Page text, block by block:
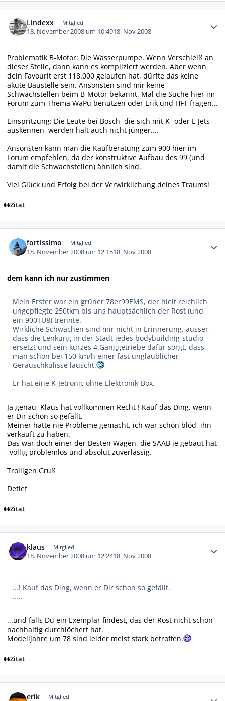
Lindexx Mitglied
18. November 2008 um 10:4918. Nov 2008
Problematik B-Motor: Die Wasserpumpe. Wenn Verschleiß an
dieser Stelle, dann kann es kompliziert werden. Aber wenn
dein Favourit erst 118.000 gelaufen hat, dürfte das keine
akute Baustelle sein. Ansonsten sind mir keine
Schwachstellen beim B-Motor bekannt. Mal die Suche hier im
Forum zum Thema WaPu benutzen oder Erik und HFT fragen...
Einspritzung: Die Leute bei Bosch, die sich mit K- oder L-Jets
auskennen, werden halt auch nicht jünger....
Ansonsten kann man die Kaufberatung zum 900 hier im
Forum empfehlen, da der konstruktive Aufbau des 99 (und
damit die Schwachstellen) ähnlich sind.
Viel Glück und Erfolg bei der Verwirklichung deines Traums!
Zitat
fortissimo Mitglied
18. November 2008 um 12:1518. Nov 2008
dem kann ich nur zustimmen
Mein Erster war ein grüner 78er99EMS, der hielt reichlich
ungepflegte 250tkm bis uns hauptsächlich der Rost (und
ein 900TU8) trennte.
Wirkliche Schwächen sind mir nicht in Erinnerung, ausser,
dass die Lenkung in der Stadt jedes bodybuilding-studio
ersetzt und sein kurzes 4.Ganggetriebe dafür sorgt, dass
man schon bei 150 km/h einer fast unglaublicher
Geräuschkulisse lauscht.
Er hat eine K-Jetronic ohne Elektronik-Box.
Ja genau, Klaus hat vollkommen Recht ! Kauf das Ding, wenn
er Dir schon so gefällt.
Meiner hatte nie Probleme gemacht, ich war schön blöd, ihn
verkauft zu haben.
Das war doch einer der Besten Wagen, die SAAB je gebaut hat
-völlig problemlos und absolut zuverlässig.
Trolligen Gruß
Detlef
Zitat
klaus Mitglied
18. November 2008 um 12:2418. Nov 2008
...! Kauf das Ding, wenn er Dir schon so gefällt.
.....
...und falls Du ein Exemplar findest, das der Rost nicht schon
nachhaltig durchlöchert hat.
Modelljahre um 78 sind leider meist stark betroffen.
Zitat
erik Mitglied